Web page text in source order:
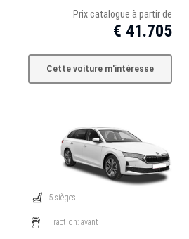
Prix catalogue à partir de
€ 41.705
Cette voiture m'intéresse
5 sièges
Traction: avant